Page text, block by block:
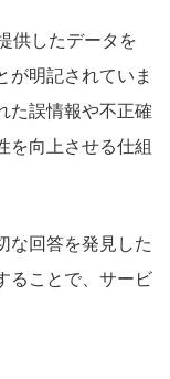
供したデータを
が明記されていま
た誤情報や不正確
を向上させる仕組
な回答を発見した
ることで、サービ